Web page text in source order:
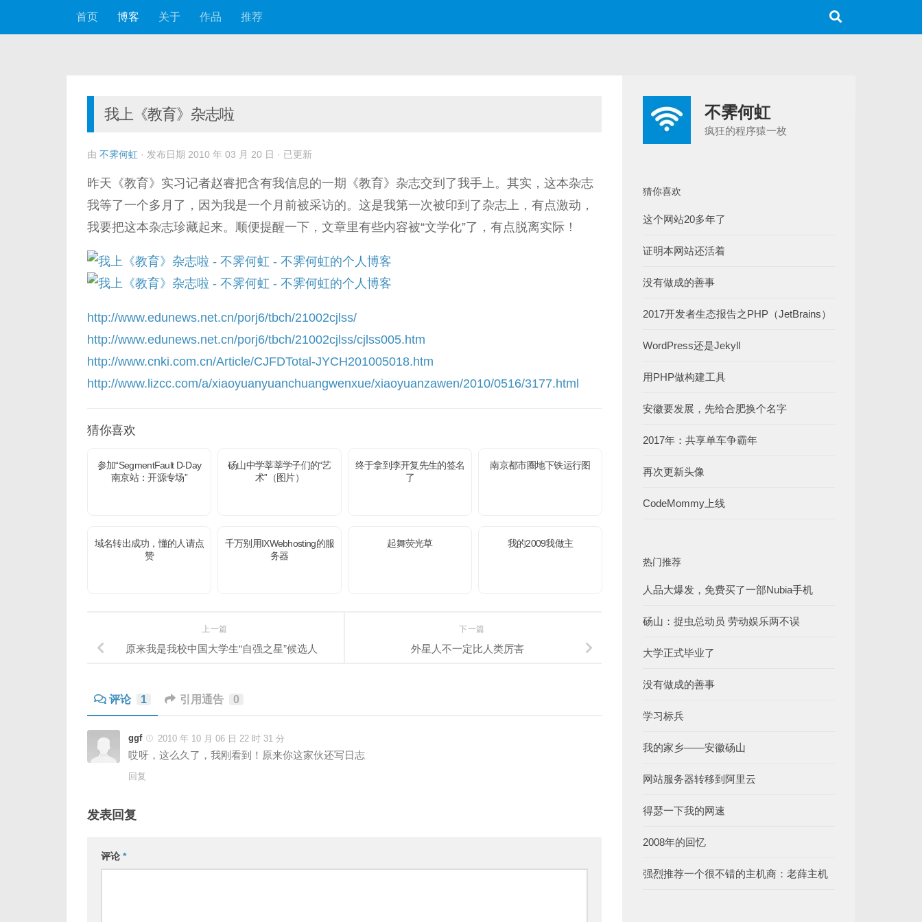
首页 博客 关于 作品 推荐
我上《教育》杂志啦
由 不霁何虹 · 发布日期 2010 年 03 月 20 日 · 已更新
昨天《教育》实习记者赵睿把含有我信息的一期《教育》杂志交到了我手上。其实，这本杂志
我等了一个多月了，因为我是一个月前被采访的。这是我第一次被印到了杂志上，有点激动，
我要把这本杂志珍藏起来。顺便提醒一下，文章里有些内容被“文学化”了，有点脱离实际！
http://www.edunews.net.cn/porj6/tbch/21002cjlss/
http://www.edunews.net.cn/porj6/tbch/21002cjlss/cjlss005.htm
http://www.cnki.com.cn/Article/CJFDTotal-JYCH201005018.htm
http://www.lizcc.com/a/xiaoyuanyuanchuangwenxue/xiaoyuanzawen/2010/0516/3177.html
猜你喜欢
参加“SegmentFault D-Day
南京站：开源专场”
砀山中学莘莘学子们的“艺
术”（图片）
终于拿到李开复先生的签名
了
南京都市圈地下铁运行图
域名转出成功，懂的人请点
赞
千万别用IXWebhosting的服
务器
起舞荧光草 我的2009我做主
下一篇
外星人不一定比人类厉害
上一篇
原来我是我校中国大学生“自强之星”候选人
评论 1 引用通告 0
ggf 2010 年 10 月 06 日 22 时 31 分
哎呀，这么久了，我刚看到！原来你这家伙还写日志
回复
发表回复
评论 *
不霁何虹
疯狂的程序猿一枚
猜你喜欢
这个网站20多年了
证明本网站还活着
没有做成的善事
2017开发者生态报告之PHP（JetBrains）
WordPress还是Jekyll
用PHP做构建工具
安徽要发展，先给合肥换个名字
2017年：共享单车争霸年
再次更新头像
CodeMommy上线
热门推荐
人品大爆发，免费买了一部Nubia手机
砀山：捉虫总动员 劳动娱乐两不误
大学正式毕业了
没有做成的善事
学习标兵
我的家乡——安徽砀山
网站服务器转移到阿里云
得瑟一下我的网速
2008年的回忆
强烈推荐一个很不错的主机商：老薛主机